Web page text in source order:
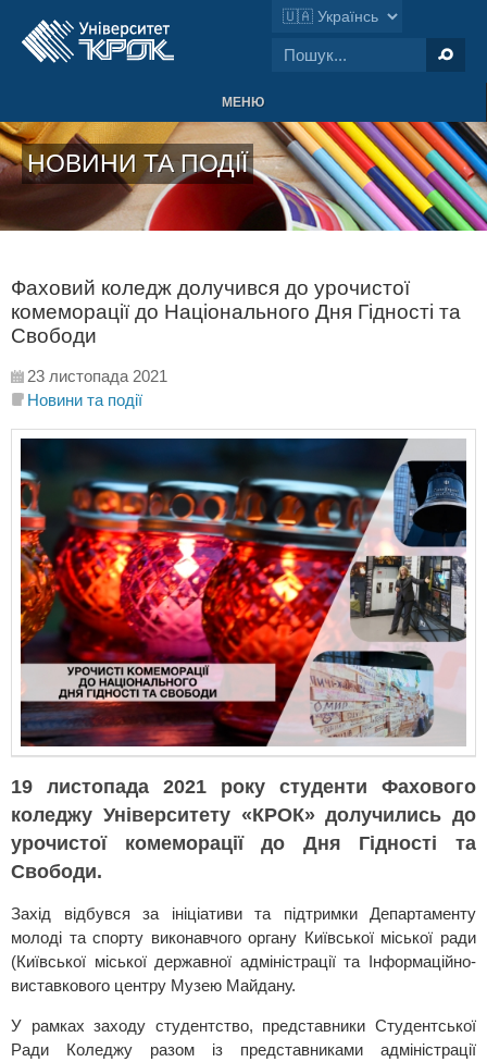
МЕНЮ
НОВИНИ ТА ПОДІЇ
Фаховий коледж долучився до урочистої
комеморації до Національного Дня Гідності та
Свободи
23 листопада 2021
Новини та події
19 листопада 2021 року студенти Фахового
коледжу Університету «КРОК» долучились до
урочистої комеморації до Дня Гідності та
Свободи.
Захід відбувся за ініціативи та підтримки Департаменту
молоді та спорту виконавчого органу Київської міської ради
(Київської міської державної адміністрації та Інформаційно-
виставкового центру Музею Майдану.
У рамках заходу студентство, представники Студентської
Ради Коледжу разом із представниками адміністрації